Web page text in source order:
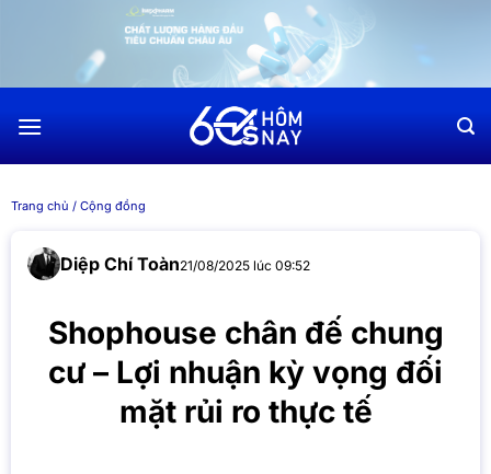
dung
Trang chủ / Cộng đồng
Diệp Chí Toàn21/08/2025 lúc 09:52
Shophouse chân đế chung
cư – Lợi nhuận kỳ vọng đối
mặt rủi ro thực tế